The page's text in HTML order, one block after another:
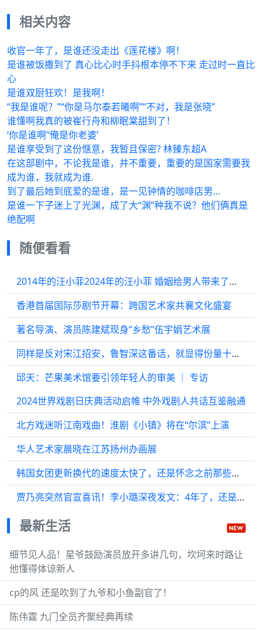
相关内容
收官一年了，是谁还没走出《莲花楼》啊！
是谁被饭撒到了 真心比心时手抖根本停不下来 走过时一直比
心
是谁双厨狂欢！是我啊！
“我是谁呢？”“你是马尔泰若曦啊”“不对，我是张晓”
谁懂啊我真的被崔行舟和柳眠棠甜到了！
‘你是谁啊’‘俺是你老婆’
是谁享受到了这份惬意，我暂且保密? 林臻东超A
在这部剧中，不论我是谁，并不重要，重要的是国家需要我
成为谁，我就成为谁.
到了最后她到底爱的是谁，是一见钟情的咖啡店男…
是谁一下子迷上了光渊，成了大“渊”种我不说？他们俩真是
绝配啊
随便看看
2014年的汪小菲2024年的汪小菲 婚姻给男人带来了什么！
香港首届国际莎剧节开幕：跨国艺术家共襄文化盛宴
著名导演、演员陈建斌现身“乡愁”伍宇娟艺术展
同样是反对宋江招安，鲁智深这番话，就显得份量十足！
邱天：芒果美术馆要引领年轻人的审美 ｜ 专访
2024世界戏剧日庆典活动启帷 中外戏剧人共话互鉴融通
北方戏迷听江南戏曲！淮剧《小镇》将在“尔滨”上演
华人艺术家晨晓在江苏扬州办画展
韩国女团更新换代的速度太快了，还是怀念之前那些活力少女团体，SM新女团
贾乃亮突然官宣喜讯！李小璐深夜发文：4年了，还是回不去了......
最新生活
细节见人品！星爷鼓励演员放开多讲几句，坎坷来时路让
他懂得体谅新人
cp的风 还是吹到了九爷和小鱼副官了！
陈伟霆 九门全员齐聚经典再续